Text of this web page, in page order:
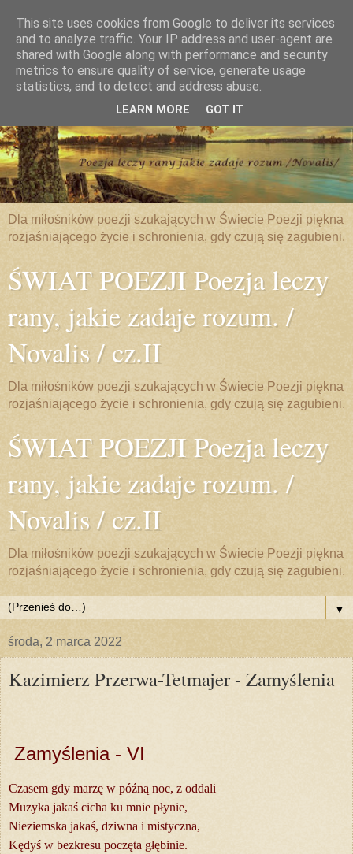
Dla miłośników poezji szukających w Świecie Poezji piękna
rozjaśniającego życie i schronienia, gdy czują się zagubieni.
ŚWIAT POEZJI Poezja leczy
rany, jakie zadaje rozum. /
Novalis / cz.II
Dla miłośników poezji szukających w Świecie Poezji piękna
rozjaśniającego życie i schronienia, gdy czują się zagubieni.
ŚWIAT POEZJI Poezja leczy
rany, jakie zadaje rozum. /
Novalis / cz.II
Dla miłośników poezji szukających w Świecie Poezji piękna
rozjaśniającego życie i schronienia, gdy czują się zagubieni.
▼
środa, 2 marca 2022
Kazimierz Przerwa-Tetmajer - Zamyślenia
Zamyślenia - VI
Czasem gdy marzę w późną noc, z oddali
Muzyka jakaś cicha ku mnie płynie,
Nieziemska jakaś, dziwna i mistyczna,
Kędyś w bezkresu poczęta głębinie.
This site uses cookies from Google to deliver its services
and to analyze traffic. Your IP address and user-agent are
shared with Google along with performance and security
metrics to ensure quality of service, generate usage
statistics, and to detect and address abuse.
LEARN MORE GOT IT